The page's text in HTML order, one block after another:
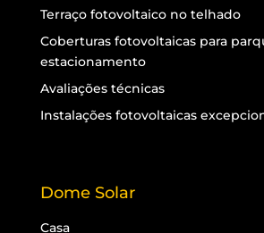
Terraço fotovoltaico no telhado
Coberturas fotovoltaicas para
estacionamento
Avaliações técnicas
Instalações fotovoltaicas
Dome Solar
Casa